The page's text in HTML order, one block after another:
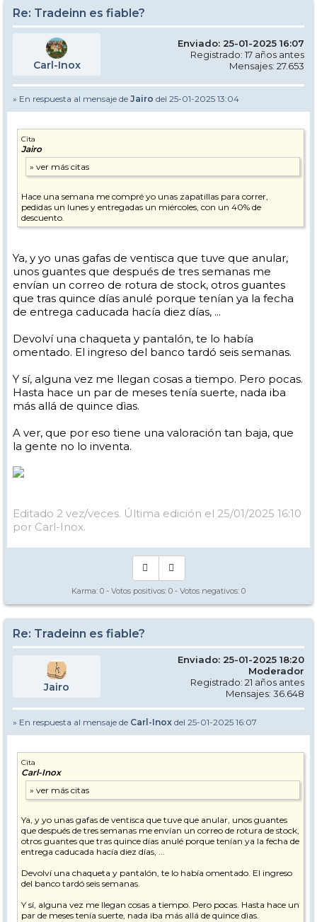
Re: Tradeinn es fiable?
Carl-Inox
Enviado: 25-01-2025 16:07
Registrado: 17 años antes
Mensajes: 27.653
» En respuesta al mensaje de Jairo del 25-01-2025 13:04
Cita
Jairo
Hace una semana me compré yo unas zapatillas para correr,
pedidas un lunes y entregadas un miércoles, con un 40% de
descuento.
Ya, y yo unas gafas de ventisca que tuve que anular,
unos guantes que después de tres semanas me
envían un correo de rotura de stock, otros guantes
que tras quince días anulé porque tenían ya la fecha
de entrega caducada hacía diez días, ...
Devolví una chaqueta y pantalón, te lo había
omentado. El ingreso del banco tardó seis semanas.
Y sí, alguna vez me llegan cosas a tiempo. Pero pocas.
Hasta hace un par de meses tenía suerte, nada iba
más allá de quince dìas.
A ver, que por eso tiene una valoración tan baja, que
la gente no lo inventa.
Editado 2 vez/veces. Última edición el 25/01/2025 16:10
por Carl-Inox.
Karma: 0 - Votos positivos: 0 - Votos negativos: 0
Re: Tradeinn es fiable?
Jairo
Enviado: 25-01-2025 18:20
Moderador
Registrado: 21 años antes
Mensajes: 36.648
» En respuesta al mensaje de Carl-Inox del 25-01-2025 16:07
Cita
Carl-Inox
Ya, y yo unas gafas de ventisca que tuve que anular, unos guantes
que después de tres semanas me envían un correo de rotura de stock,
otros guantes que tras quince días anulé porque tenían ya la fecha de
entrega caducada hacía diez días, ...
Devolví una chaqueta y pantalón, te lo había omentado. El ingreso
del banco tardó seis semanas.
Y sí, alguna vez me llegan cosas a tiempo. Pero pocas. Hasta hace un
par de meses tenía suerte, nada iba más allá de quince dìas.